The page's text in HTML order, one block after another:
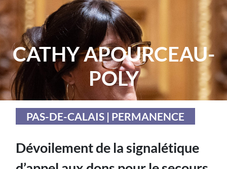
CATHY APOURCEAU-
POLY
PAS-DE-CALAIS | PERMANENCE
Dévoilement de la signalétique